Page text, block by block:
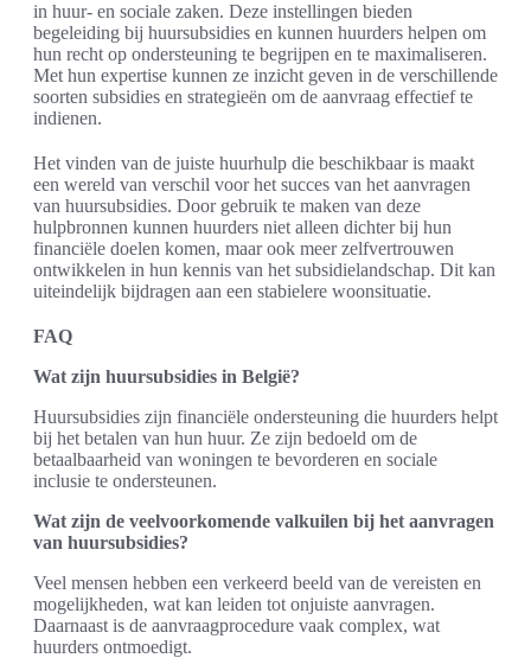
in huur- en sociale zaken. Deze instellingen bieden
begeleiding bij huursubsidies en kunnen huurders helpen om
hun recht op ondersteuning te begrijpen en te maximaliseren.
Met hun expertise kunnen ze inzicht geven in de verschillende
soorten subsidies en strategieën om de aanvraag effectief te
indienen.
Het vinden van de juiste huurhulp die beschikbaar is maakt
een wereld van verschil voor het succes van het aanvragen
van huursubsidies. Door gebruik te maken van deze
hulpbronnen kunnen huurders niet alleen dichter bij hun
financiële doelen komen, maar ook meer zelfvertrouwen
ontwikkelen in hun kennis van het subsidielandschap. Dit kan
uiteindelijk bijdragen aan een stabielere woonsituatie.
FAQ
Wat zijn huursubsidies in België?
Huursubsidies zijn financiële ondersteuning die huurders helpt
bij het betalen van hun huur. Ze zijn bedoeld om de
betaalbaarheid van woningen te bevorderen en sociale
inclusie te ondersteunen.
Wat zijn de veelvoorkomende valkuilen bij het aanvragen
van huursubsidies?
Veel mensen hebben een verkeerd beeld van de vereisten en
mogelijkheden, wat kan leiden tot onjuiste aanvragen.
Daarnaast is de aanvraagprocedure vaak complex, wat
huurders ontmoedigt.